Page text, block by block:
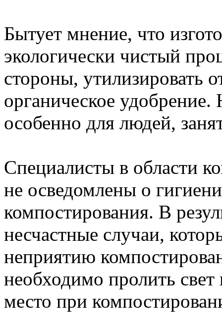
Бытует мнение, что
экологически чистый
стороны, утилизировать
органическое удобрение.
особенно для людей,
Специалисты в области
не осведомлены о
компостирования. В
несчастные случаи,
неприятию
необходимо пролить
место при